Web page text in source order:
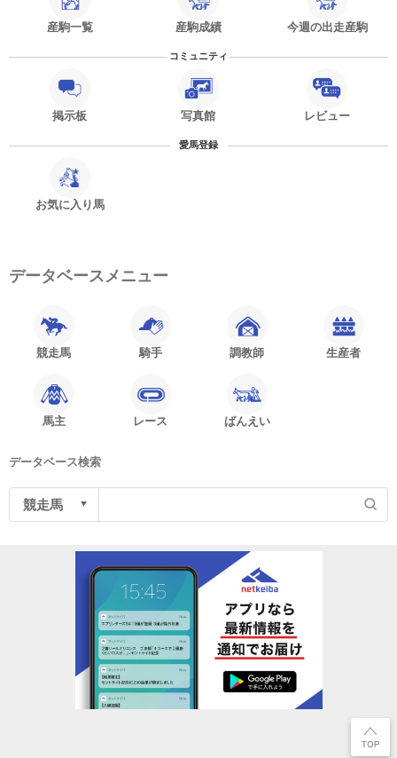
産駒一覧 産駒成績 今週の出走産駒
コミュニティ
掲示板 写真館 レビュー
愛馬登録
お気に入り馬
データベースメニュー
競走馬 騎手 調教師 生産者
馬主 レース ばんえい
データベース検索